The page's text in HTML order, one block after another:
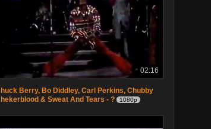
02:16
Berry, Bo Diddley, Carl Perkins, Chubby
& Sweat And Tears - ?
1080p